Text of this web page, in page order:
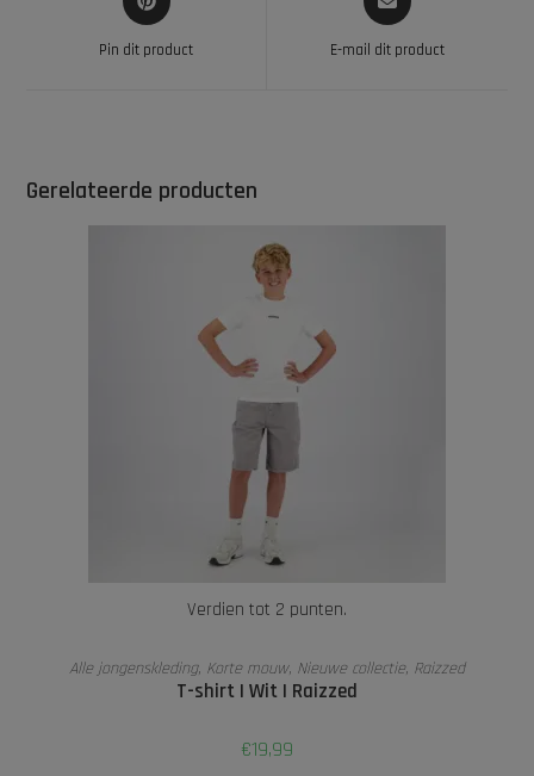
Pin dit product E-mail dit product
Gerelateerde producten
Verdien tot 2 punten.
OPTIES SELECTEREN
Alle jongenskleding, Korte mouw, Nieuwe collectie, Raizzed
T-shirt | Wit | Raizzed
€19,99